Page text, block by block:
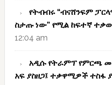
የትብብሩ “ብናሸንፍም
ስታጡ ነው” የሚል ከፍተኛ
12:04 am
አዲሱ የትራምፕ የምርጫ
አፍ ያስዘጋ፤ ተቃዋሚዎች ተስፋ